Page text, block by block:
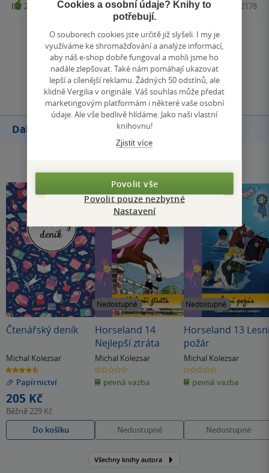
nepokazíte a pokud holčičky baví a moc si ho přejí - proč
může být třeba Ema a jednorožec od české autorky.
2 Kniha, CooBoo, 2016, 9788075442178
Zobrazit všechna hodnocení
Přidat hodnocení
Další knihy autora
Čtenářský deník
Michal Kolezsar
4.6
z
5
hvězdiček
Papírnictví
205 Kč
Běžně 229 Kč
Do košíku
Nedostupné
Horseland 14
Nejlepší ztráta
Michal Kolezsar
0.0
z
5
hvězdiček
pevná vazba
Nedostupné
Nedostupné
Horseland 13
požár
Michal Kolezsar
0.0
z
5
hvězdiček
pevná vazba
Nedostupné
Všechny knihy autora
Cookies a osobní údaje? Knihy to
potřebují.
O souborech cookies jste určitě již slyšeli. I my je
využíváme ke shromažďování a analýze informací,
aby náš e-shop dobře fungoval a mohli jsme ho
nadále zlepšovat. Také nám pomáhají ukazovat
lepší a cílenější reklamu. Žádných 50 odstínů, ale
klidně Vergilia v originále. Váš souhlas může předat
marketingovým platformám i některé vaše osobní
údaje. Ale vše bedlivě hlídáme. Jako naši vlastní
knihovnu!
Zjistit více
Povolit vše
Povolit pouze nezbytné
Nastavení